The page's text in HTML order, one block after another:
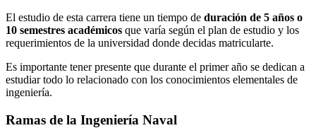
El estudio de esta carrera tiene un tiempo de duración de 5 años o
10 semestres académicos que varía según el plan de estudio y los
requerimientos de la universidad donde decidas matricularte.
Es importante tener presente que durante el primer año se dedican a
estudiar todo lo relacionado con los conocimientos elementales de
ingeniería.
Ramas de la Ingeniería Naval